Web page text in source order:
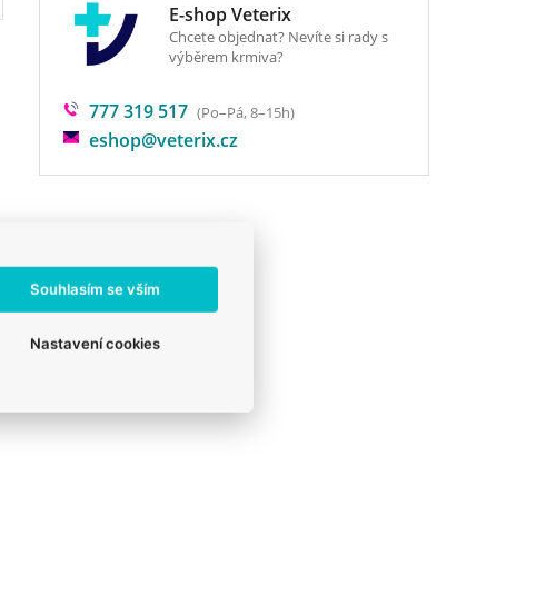
E-shop Veterix
Chcete objednat? Nevíte si rady s
výběrem krmiva?
777 319 517 (Po–Pá, 8–15h)
eshop@veterix.cz
Souhlasím se vším
Nastavení cookies